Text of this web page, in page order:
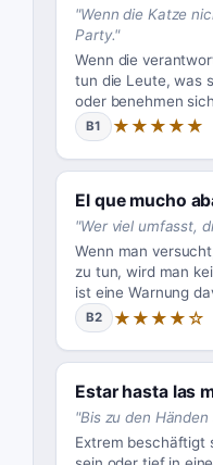
"Wenn die Katze
Party."
Wenn die
tun die Leute, was
oder benehmen
B1 ★★★★★
El que mucho
"Wer viel umfasst,
Wenn man
zu tun, wird man
ist eine Warnung
B2 ★★★★☆
Estar hasta las
"Bis zu den Händen
Extrem beschäftigt